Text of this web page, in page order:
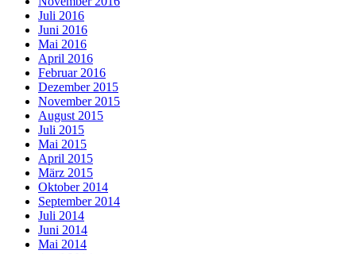
Juli 2016
Juni 2016
Mai 2016
April 2016
Februar 2016
Dezember 2015
November 2015
August 2015
Juli 2015
Mai 2015
April 2015
März 2015
Oktober 2014
September 2014
Juli 2014
Juni 2014
Mai 2014